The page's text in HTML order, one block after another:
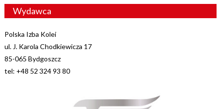
Wydawca
Polska Izba Kolei
ul. J. Karola Chodkiewicza 17
85-065 Bydgoszcz
tel: +48 52 324 93 80